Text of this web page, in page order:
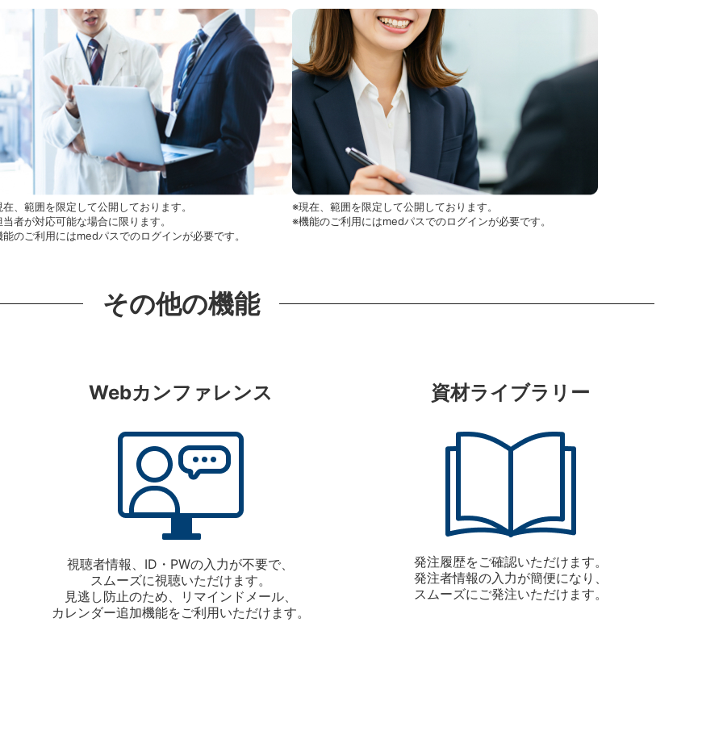
、範囲を限定して公開しております。
者が対応可能な場合に限ります。
能のご利用にはmedパスでのログインが必要です。
※現在、範囲を限定して公開しております。
※機能のご利用にはmedパスでのログインが必要です。
その他の機能
Webカンファレンス
視聴者情報、ID・PWの入力が不要で、
スムーズに視聴いただけます。
見逃し防止のため、リマインドメール、
カレンダー追加機能をご利用いただけます。
資材ライブラリー
発注履歴をご確認いただけます。
発注者情報の入力が簡便になり、
スムーズにご発注いただけます。